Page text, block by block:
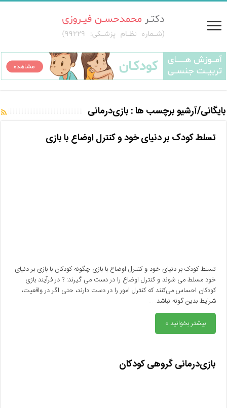
بایگانی/آرشیو برچسب ها : بازی‌درمانی
تسلط کودک بر دنیای خود و کنترل اوضاع با بازی
تسلط کودک بر دنیای خود و کنترل اوضاع با بازی چگونه کودکان با بازی بر دنیای
خود مسلط می شوند و کنترل اوضاع را در دست می گیرند: ? در فرآیند بازی
کودکان احساس می‌کنند که کنترل امور را در دست دارند، حتی اگر در واقعیت،
شرایط بدین گونه نباشد. …
بیشتر بخوانید »
بازی‌درمانی گروهی کودکان